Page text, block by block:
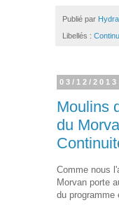
Publié par
Libellés :
03/12/2013
Moulins
du
Comme nous
Morvan porte
du programme